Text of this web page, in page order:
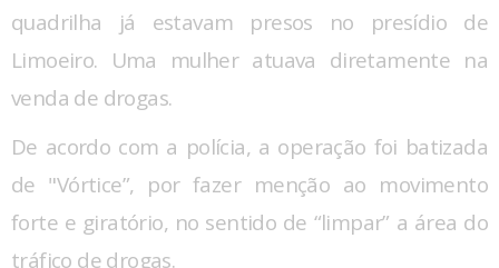
quadrilha já estavam presos no presídio de
Limoeiro. Uma mulher atuava diretamente na
venda de drogas.
De acordo com a polícia, a operação foi batizada
de "Vórtice”, por fazer menção ao movimento
forte e giratório, no sentido de “limpar” a área do
tráfico de drogas.